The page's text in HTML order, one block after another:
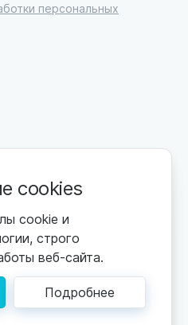
пансионат
персональных
ИНН 233610721148
новой
уточняйте у
на сайте,
постановки
и не заменяет прием
cookies
cookie и
строго
веб-сайта.
Подробнее